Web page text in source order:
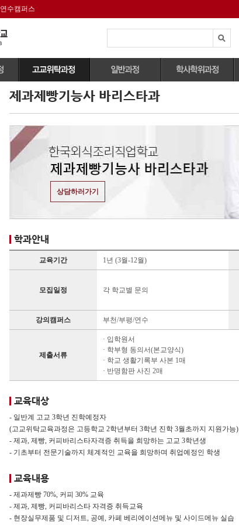
연수캠퍼스
전체과정보기
기능사)
제과제빵기능사
파티쉐과
제과제빵기능사
바리스타과
전체과정보기
정
취미&원데이클래스
작품연구과정
대회지도과정
식공간연출전공
제과제빵기능사 바리스타과
상담하러가기
학과안내
교육기간 1년 (3월-12월)
모집일정 각 학교별 문의
강의캠퍼스 부천/부평/연수
제출서류
· 입학원서
· 학부형 동의서(본교양식)
· 학교 생활기록부 사본 1매
· 반명함판 사진 2매
교육대상
- 일반계 고교 3학년 진학예정자
(고교위탁교육과정은 고등학교 2학년부터 3학년 진학 3월초까지 지원가능)
- 제과, 제빵, 커피바리스타자격증 취득을 희망하는 고교 3학년생
- 기초부터 전문기술까지 체계적인 교육을 희망하며 취업예정인 학생
교육내용
- 제과제빵 70%, 커피 30% 교육
- 제과, 제빵, 커피바리스타 자격증 취득교육
- 현장실무제품 및 디저트, 공예, 카페 베리에이션메뉴 및 사이드메뉴 실습